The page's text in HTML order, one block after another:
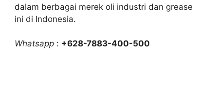
dalam berbagai merek oli industri dan grease
ini di Indonesia.
Whatsapp : +628-7883-400-500